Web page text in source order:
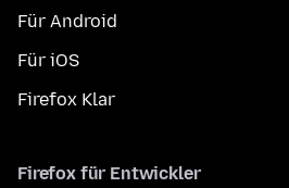
Für Android
Für iOS
Firefox Klar
Firefox für Entwickler